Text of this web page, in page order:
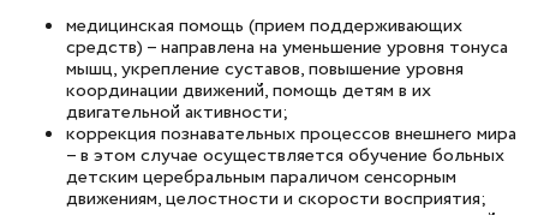
медицинская помощь (прием поддерживающих
средств) – направлена на уменьшение уровня тонуса
мышц, укрепление суставов, повышение уровня
координации движений, помощь детям в их
двигательной активности;
коррекция познавательных процессов внешнего мира
– в этом случае осуществляется обучение больных
детским церебральным параличом сенсорным
движениям, целостности и скорости восприятия;